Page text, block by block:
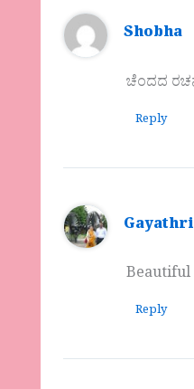
Shobha
ಚೆಂದದ
Reply
Gayathri
Beautiful
Reply